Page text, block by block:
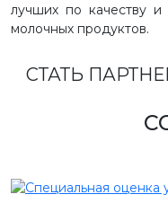
лучших по качеству и
молочных продуктов.
СТАТЬ